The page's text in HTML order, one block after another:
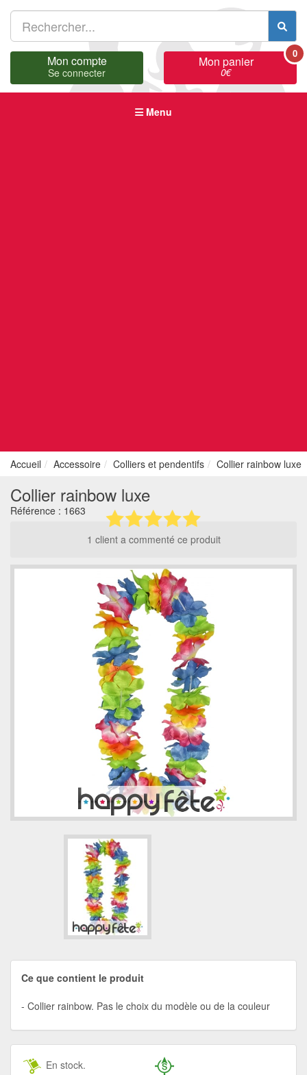
Mon compte
Se connecter
Mon panier
0€
0
Menu
Accueil Accessoire Colliers et pendentifs Collier rainbow luxe
Collier rainbow luxe
Référence : 1663
1 client a commenté ce produit
Ce que contient le produit
Collier rainbow. Pas le choix du modèle ou de la couleur
En stock.